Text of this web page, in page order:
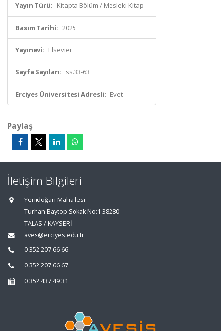
Yayın Türü: Kitapta Bölüm / Mesleki Kitap
Basım Tarihi: 2025
Yayınevi: Elsevier
Sayfa Sayıları: ss.33-63
Erciyes Üniversitesi Adresli: Evet
Paylaş
İletişim Bilgileri
Yenidoğan Mahallesi
Turhan Baytop Sokak No:1 38280
TALAS / KAYSERİ
aves@erciyes.edu.tr
0 352 207 66 66
0 352 207 66 67
0 352 437 49 31